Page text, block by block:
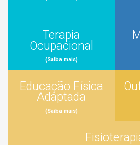
Terapia
Ocupacional
(Saiba mais)
Educação Física
Adaptada
(Saiba mais)